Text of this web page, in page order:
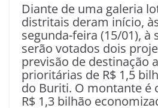
Diante de uma galeria
distritais deram início,
segunda-feira (15/01), à
serão votados dois
previsão de destinação
prioritárias de R$ 1,5
do Buriti. O montante é
R$ 1,3 bilhão